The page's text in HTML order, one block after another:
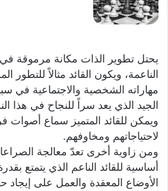
يحتل تطوير الذات مكانة مرموقة في
الناعمة، ويكون القائد مثالاً للتطور
مهاراته الشخصية والاجتماعية في
الجيد الذي يعد سراً للنجاح في هذا
ويمكن للقائد المتميز سماع أصوات
لاحتياجاتهم ومخاوفهم.
ومن زاوية أخرى تعدّ معالجة
أساسية للقائد الناعم الذي يتمتع
الأوضاع المعقدة والعمل على